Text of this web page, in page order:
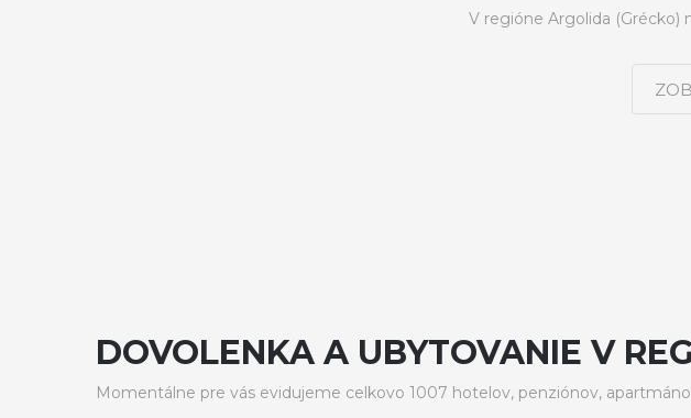
V regióne Argolida
DOVOLENKA A UBYTOVANIE V
Momentálne pre vás evidujeme celkovo 1007 hotelov, penziónov,